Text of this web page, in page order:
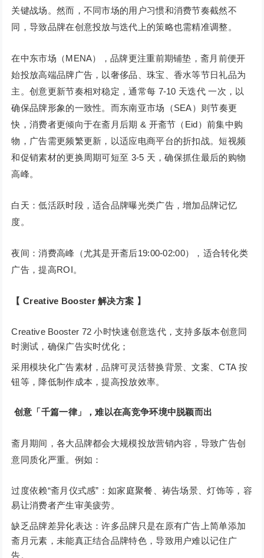
关键战场。然而，不同市场的用户习惯和消费节奏截然不
同，导致品牌在创意投放与迭代上的策略也需精准调整。
在中东市场（MENA），品牌更注重前期铺垫，斋月前便开
始投放高端品牌广告，以奢侈品、珠宝、香水等节日礼品为
主。创意更新节奏相对稳定，通常每 7-10 天迭代 一次，以
确保品牌形象的一致性。而东南亚市场（SEA）则节奏更
快，消费者更倾向于在斋月后期 & 开斋节（Eid）前集中购
物，广告需更频繁更新，以适应电商平台的折扣战。短视频
和促销素材的更换周期可短至 3-5 天，确保抓住最后的购物
高峰。
白天：低活跃时段，适合品牌曝光类广告，增加品牌记忆
度。
夜间：消费高峰（尤其是开斋后19:00-02:00），适合转化类
广告，提高ROI。
【 Creative Booster 解决方案 】
Creative Booster 72 小时快速创意迭代，支持多版本创意同
时测试，确保广告实时优化；
采用模块化广告素材，品牌可灵活替换背景、文案、CTA 按
钮等，降低制作成本，提高投放效率。
创意「千篇一律」，难以在高竞争环境中脱颖而出
斋月期间，各大品牌都会大规模投放营销内容，导致广告创
意同质化严重。例如：
过度依赖“斋月仪式感”：如家庭聚餐、祷告场景、灯饰等，容
易让消费者产生审美疲劳。
缺乏品牌差异化表达：许多品牌只是在原有广告上简单添加
斋月元素，未能真正结合品牌特色，导致用户难以记住广
告。